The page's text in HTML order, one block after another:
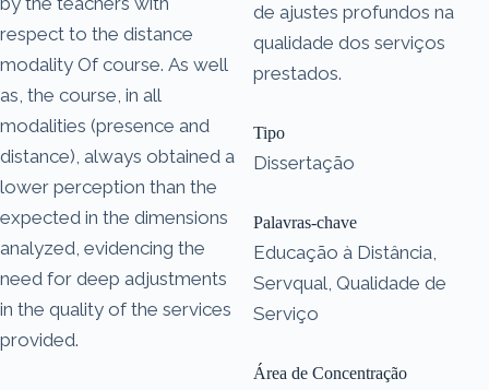
respect to the distance
modality Of course. As well
as, the course, in all
modalities (presence and
distance), always obtained a
lower perception than the
expected in the dimensions
analyzed, evidencing the
need for deep adjustments
in the quality of the services
provided.
de ajustes profundos na
qualidade dos serviços
prestados.
Tipo
Dissertação
Palavras-chave
Educação à Distância,
Servqual, Qualidade de
Serviço
Área de Concentração